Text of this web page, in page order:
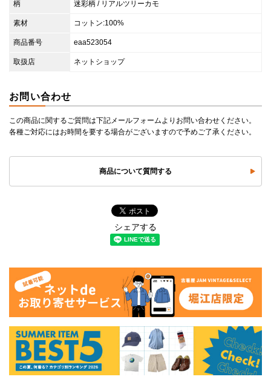
柄 迷彩柄 / リアルツリーカモ
素材 コットン:100%
商品番号 eaa523054
取扱店 ネットショップ
お問い合わせ
この商品に関するご質問は下記メールフォームよりお問い合わせください。
各種ご対応にはお時間を要する場合がございますので予めご了承ください。
商品について質問する
シェアする